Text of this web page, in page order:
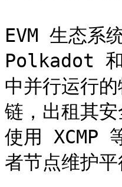
EVM 生态系
Polkadot 和
中并行运行
链，出租其
使用 XCMP
者节点维护